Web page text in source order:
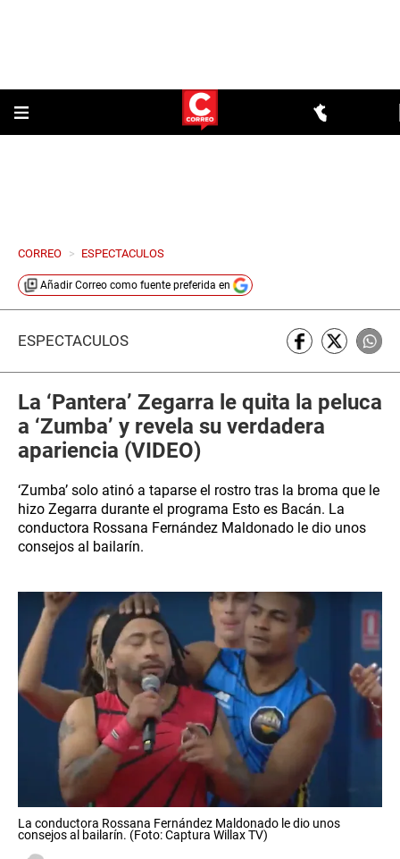
CORREO > ESPECTACULOS
Añadir Correo como fuente preferida en
ESPECTÁCULOS
La ‘Pantera’ Zegarra le quita la peluca
a ‘Zumba’ y revela su verdadera
apariencia (VIDEO)
‘Zumba’ solo atinó a taparse el rostro tras la broma que le
hizo Zegarra durante el programa Esto es Bacán. La
conductora Rossana Fernández Maldonado le dio unos
consejos al bailarín.
La conductora Rossana Fernández Maldonado le dio unos
consejos al bailarín. (Foto: Captura Willax TV)